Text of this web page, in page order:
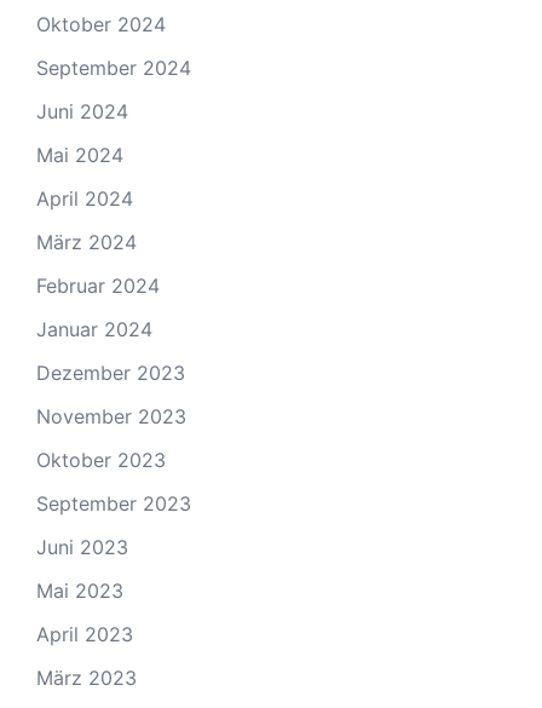
Oktober 2024
September 2024
Juni 2024
Mai 2024
April 2024
März 2024
Februar 2024
Januar 2024
Dezember 2023
November 2023
Oktober 2023
September 2023
Juni 2023
Mai 2023
April 2023
März 2023